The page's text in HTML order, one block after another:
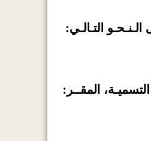
التـالـي:
المقــر: